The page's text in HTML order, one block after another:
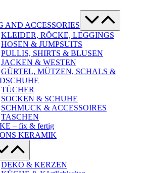
AND ACCESSORIES
Menü-
Schalter
KLEIDER, RÖCKE, LEGGINGS
HOSEN & JUMPSUITS
PULLIS, SHIRTS & BLUSEN
JACKEN & WESTEN
GÜRTEL, MÜTZEN, SCHALS &
TÜCHER
SOCKEN & SCHUHE
SCHMUCK & ACCESSOIRES
TASCHEN
– fix & fertig
KERAMIK
DEKO & KERZEN